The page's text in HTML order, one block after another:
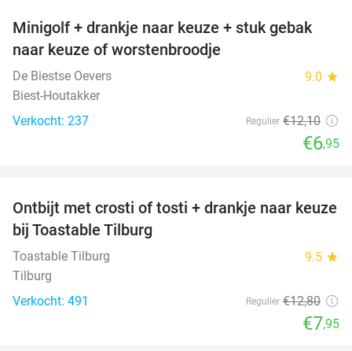
43%
Minigolf + drankje naar keuze + stuk gebak
naar keuze of worstenbroodje
De Biestse Oevers 9.0 star
Biest-Houtakker
Verkocht: 237
Regulier €12,10
€6,95
38%
Ontbijt met crosti of tosti + drankje naar keuze
bij Toastable Tilburg
Toastable Tilburg 9.5 star
Tilburg
Verkocht: 491
Regulier €12,80
€7,95